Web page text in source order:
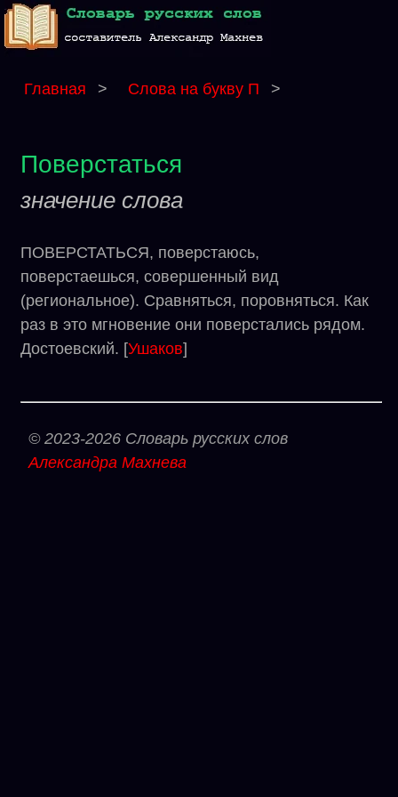
Главная > Слова на букву П >
Поверстаться
значение слова
ПОВЕРСТАТЬСЯ, поверстаюсь,
поверстаешься, совершенный вид
(региональное). Сравняться, поровняться. Как
раз в это мгновение они поверстались рядом.
Достоевский. [Ушаков]
© 2023-2026 Словарь русских слов
Александра Махнева